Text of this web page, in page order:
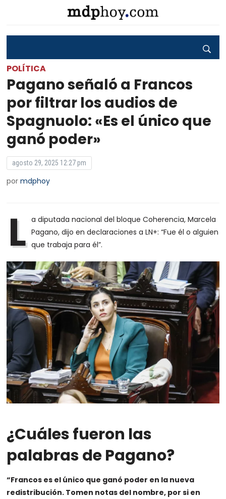
POLÍTICA
Pagano señaló a Francos
por filtrar los audios de
Spagnuolo: «Es el único que
ganó poder»
agosto 29, 2025 12:27 pm
pormdphoy
L a diputada nacional del bloque Coherencia, Marcela
Pagano, dijo en declaraciones a LN+: “Fue él o alguien
que trabaja para él”.
¿Cuáles fueron las
palabras de Pagano?
“Francos es el único que ganó poder en la nueva
redistribución. Tomen notas del nombre, por si en